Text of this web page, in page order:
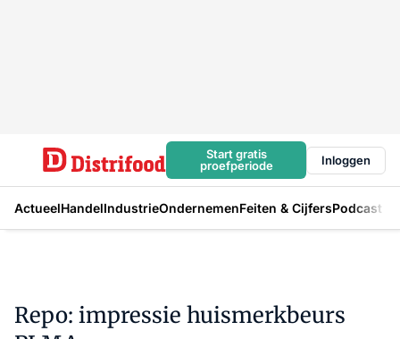
Start gratis
proefperiode
Inloggen
ActueelHandelIndustrieOndernemenFeiten & CijfersPodcast
Repo: impressie huismerkbeurs